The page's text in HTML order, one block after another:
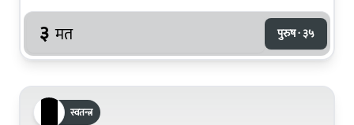
३ मत पुरुष · ३५
स्वतन्त्र